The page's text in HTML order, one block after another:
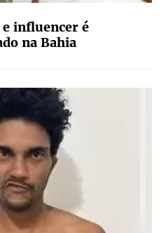
influencer é
na Bahia